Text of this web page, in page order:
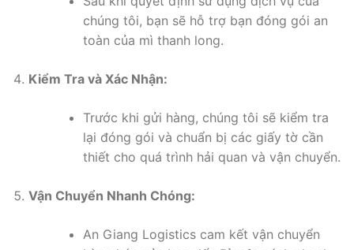
chúng tôi, bạn sẽ hỗ trợ bạn đóng gói an
toàn của mì thanh long.
Kiểm Tra và Xác Nhận:
Trước khi gửi hàng, chúng tôi sẽ kiểm tra
lại đóng gói và chuẩn bị các giấy tờ cần
thiết cho quá trình hải quan và vận chuyển.
Vận Chuyển Nhanh Chóng:
An Giang Logistics cam kết vận chuyển